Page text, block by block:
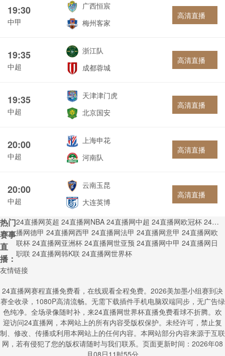
19:30
中甲
广西恒宸
梅州客家
高清直播
19:35
中超
浙江队
成都蓉城
高清直播
19:35
中超
天津津门虎
北京国安
高清直播
20:00
中超
上海申花
河南队
高清直播
20:00
中超
云南玉昆
大连英博
高清直播
热门
赛事
直
播：
24直播网英超 24直播网NBA 24直播网中超 24直播网欧冠杯 24直
播网德甲 24直播网西甲 24直播网法甲 24直播网意甲 24直播网欧
联杯 24直播网亚洲杯 24直播网世亚预 24直播网中甲 24直播网日
职联 24直播网韩K联 24直播网世界杯
友情链接
24直播网赛程直播免费看，在线观看全程免费。2026美加墨小组赛到决
赛全收录，1080P高清流畅。无需下载插件手机电脑双端同步，无广告绿
色纯净。全场录像随时补，来24直播网世界杯直播免费看球不折腾。欢
迎访问24直播网，本网站上的所有内容受版权保护。未经许可，禁止复
制、修改、传播或利用本网站上的任何内容。本网站部分内容来源于互联
网，若有侵犯了您的版权请随时与我们联系。页面更新时间：2026年08
月08日11时55分